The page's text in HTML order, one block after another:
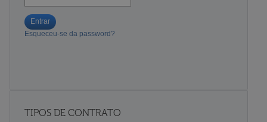
Entrar
Esqueceu-se da password?
TIPOS DE CONTRATO